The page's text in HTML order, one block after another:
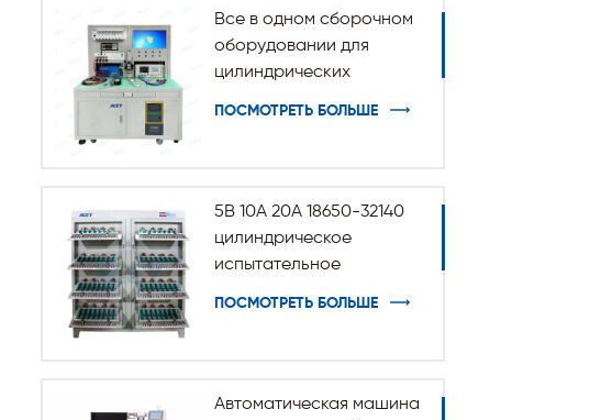
Все в одном сборочном
оборудовании для
цилиндрических
ПОСМОТРЕТЬ БОЛЬШЕ
5В 10А 20А 18650-32140
цилиндрическое
испытательное
ПОСМОТРЕТЬ БОЛЬШЕ
Автоматическая машина